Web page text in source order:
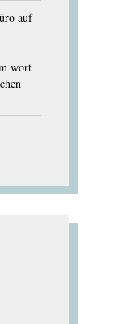
auf
wort